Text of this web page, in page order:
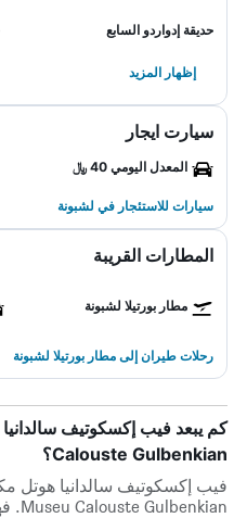
حديقة إدواردو السابع
إظهار المزيد
سيارت ايجار
المعدل اليومي 40 ﷼
سيارات للاستئجار في لشبونة
المطارات القريبة
مطار بورتيلا لشبونة
رحلات طيران إلى مطار بورتيلا لشبونة
Calouste Gulbenkian؟
فيب إكسكوتيف سالدانيا هوتل
Museu Calouste Gulbenkian. فهو على بعد مسافة 1.4 كم.